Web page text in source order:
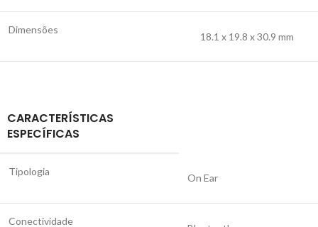
Dimensões
18.1 x 19.8 x 30.9 mm
CARACTERÍSTICAS
ESPECÍFICAS
Tipologia
On Ear
Conectividade